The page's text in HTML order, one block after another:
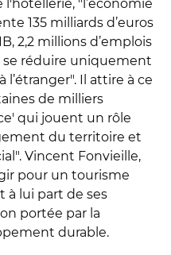
"l’économie
135 milliards d’euros
2,2 millions d’emplois
se réduire uniquement
l’étranger". Il attire à ce
de milliers
qui jouent un rôle
du territoire et
Vincent Fonvieille,
pour un tourisme
à lui part de ses
portée par la
durable.